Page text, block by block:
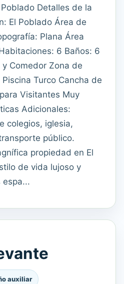
Detalles de la
El Poblado Área de
Plana Área
6 Baños: 6
Comedor Zona de
Turco Cancha de
Visitantes Muy
Adicionales:
colegios, iglesia,
público.
propiedad en El
de vida lujoso y
espa...
auxiliar